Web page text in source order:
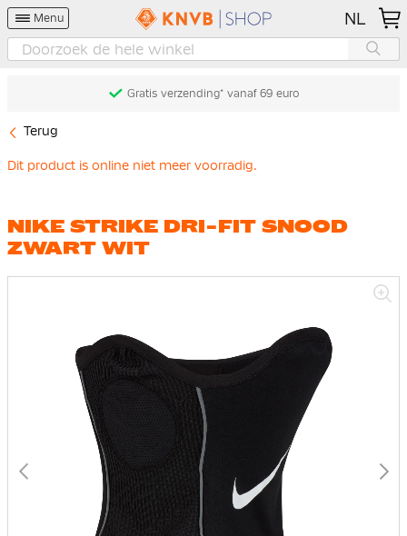
Menu NL
Gratis verzending* vanaf 69 euro
Terug
Dit product is online niet meer voorradig.
NIKE STRIKE DRI-FIT SNOOD
ZWART WIT